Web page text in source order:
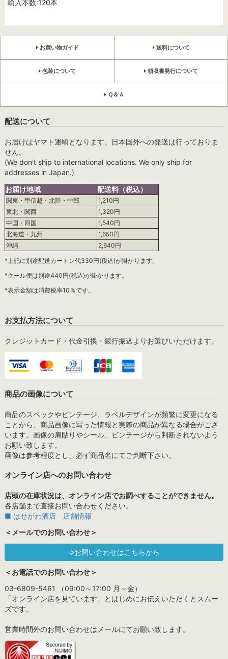
輸入本数:120本
お買い物ガイド 送料について
包装について 領収書発行について
Ｑ＆Ａ
配送について
お届けはヤマト運輸となります。日本国外への発送は行っておりま
せん。
(We don't ship to international locations. We only ship for
addresses in Japan.)
お届け地域
配送料（税込）
関東・甲信越・北陸・中部
1,210円
東北・関西
1,320円
中国・四国
1,540円
北海道・九州
1,650円
沖縄
2,640円
*上記に別途配送カートン代330円(税込)が掛かります。
*クール便は別途440円(税込)が掛かります。
*表示金額は消費税率10％です。
お支払方法について
クレジットカード・代金引換・銀行振込よりお選びいただけます。
商品の画像について
商品のスペックやビンテージ、ラベルデザインが頻繁に変更になる
ことから、商品画像に写った情報と実際の商品が異なる場合がござ
います。画像の肩貼りやシール、ビンテージから判断されないよう
お願い致します。
画像は参考程度とし、必ず商品名にてご判断下さい。
オンライン店へのお問い合わせ
店頭の在庫状況は、オンライン店でお調べすることができません。
各店舗まで直接お問い合わせください。
■ はせがわ酒店 店舗情報
＜メールでのお問い合わせ＞
⇒お問い合わせはこちらから
＜お電話でのお問い合わせ＞
03-6809-5461 （09:00～17:00 月～金）
「オンライン店を見ています」とはじめにお伝えいただくとスムー
ズです。
営業時間外のお問い合わせはメールにてお願い致します。